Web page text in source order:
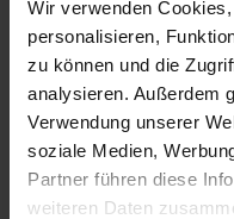
Wir verwenden
personalisieren,
zu können und die
analysieren. Außerdem
Verwendung unserer
soziale Medien,
Partner führen diese
weiteren Daten
Abmessungen:
Breite:268 / 218 /
Höhe:95 cm
Tiefe:94 cm
Sitztiefe:63 cm